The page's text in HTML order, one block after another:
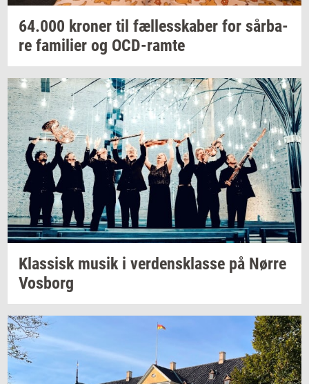
64.000 kro­ner til fæl­les­ska­ber for sår­ba­
re fa­mi­li­er og OCD-​ramte
Klas­siskmusik i ver­dens­klas­se på Nørre
Vos­borg